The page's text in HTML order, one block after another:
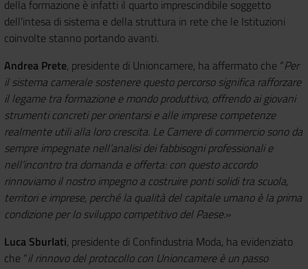
della formazione è infatti il quarto imprescindibile soggetto
dell'intesa di sistema e della struttura in rete che le Istituzioni
coinvolte stanno portando avanti.
Andrea Prete, presidente di Unioncamere, ha affermato che “Per
il sistema camerale sostenere questo percorso significa rafforzare
il legame tra formazione e mondo produttivo, offrendo ai giovani
strumenti concreti per orientarsi e alle imprese competenze
realmente utili alla loro crescita. Le Camere di commercio sono da
sempre impegnate nell’analisi dei fabbisogni professionali e
nell’incontro tra domanda e offerta: con questo accordo
rinnoviamo il nostro impegno a costruire ponti solidi tra scuola,
territori e imprese, perché la qualità del capitale umano è la prima
condizione per lo sviluppo competitivo del Paese.»
Luca Sburlati, presidente di Confindustria Moda, ha evidenziato
che “il rinnovo del protocollo con Unioncamere è un passo